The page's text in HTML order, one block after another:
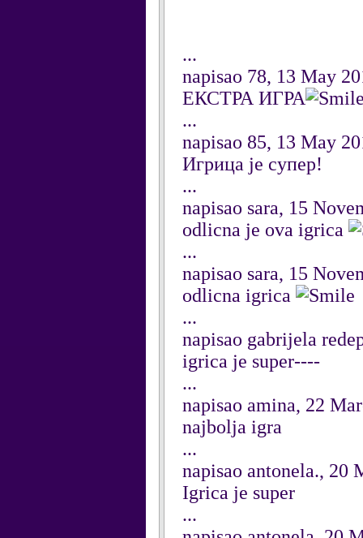
...
napisao 78, 13 May
ЕКСТРА ИГРА
...
napisao 85, 13 May
Игрица је супер!
...
napisao sara, 15
odlicna je ova igrica
...
napisao sara, 15
odlicna igrica
...
napisao gabrijela
igrica je super----
...
napisao amina, 22
najbolja igra
...
napisao antonela., 20
Igrica je super
...